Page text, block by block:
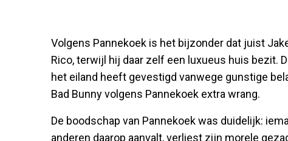
Volgens Pannekoek is het bijzonder dat juist
Rico, terwijl hij daar zelf een luxueus huis bezit.
het eiland heeft gevestigd vanwege gunstige
Bad Bunny volgens Pannekoek extra wrang.
De boodschap van Pannekoek was duidelijk:
anderen daarop aanvalt, verliest zijn morele